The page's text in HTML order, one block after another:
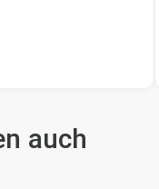
auch